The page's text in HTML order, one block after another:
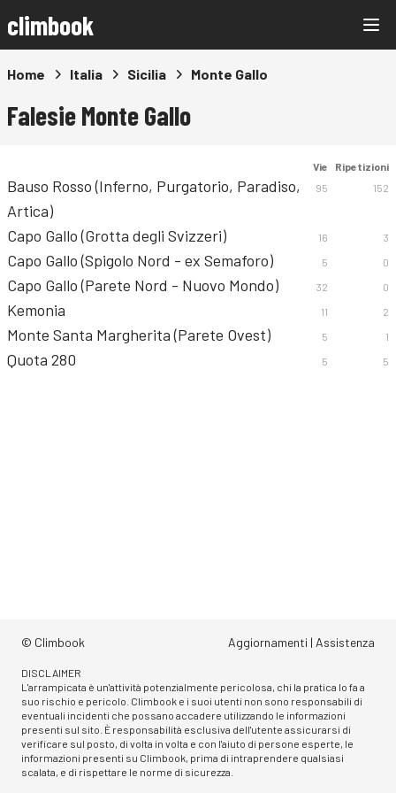
climbook
Home Italia Sicilia Monte Gallo
Falesie Monte Gallo
Vie Ripetizioni
Bauso Rosso (Inferno, Purgatorio, Paradiso,
Artica)
95 152
Capo Gallo (Grotta degli Svizzeri) 16 3
Capo Gallo (Spigolo Nord - ex Semaforo) 5 0
Capo Gallo (Parete Nord - Nuovo Mondo) 32 0
Kemonia 11 2
Monte Santa Margherita (Parete Ovest) 5 1
Quota 280 5 5
© Climbook Aggiornamenti | Assistenza
DISCLAIMER
L'arrampicata è un'attività potenzialmente pericolosa, chi la pratica lo fa a
suo rischio e pericolo. Climbook e i suoi utenti non sono responsabili di
eventuali incidenti che possano accadere utilizzando le informazioni
presenti sul sito. È responsabilità esclusiva dell'utente assicurarsi di
verificare sul posto, di volta in volta e con l'aiuto di persone esperte, le
informazioni presenti su Climbook, prima di intraprendere qualsiasi
scalata, e di rispettare le norme di sicurezza.